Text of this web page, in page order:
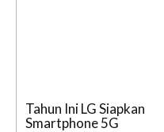
Tahun Ini LG Siapkan
Smartphone 5G